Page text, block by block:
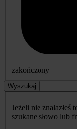
zakończony
Wyszukaj
Jeżeli nie znalazłeś
szukane słowo lub